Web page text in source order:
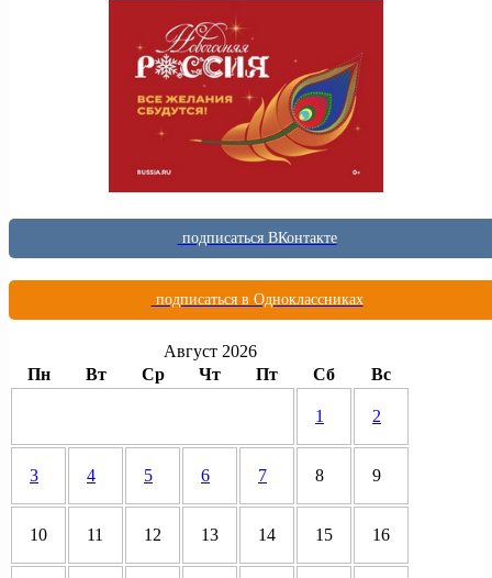
подписаться ВКонтакте
подписаться в Одноклассниках
Август 2026
Пн
Вт Ср Чт Пт Сб Вс
1 2
3 4 5 6 7 8 9
10 11 12 13 14 15 16